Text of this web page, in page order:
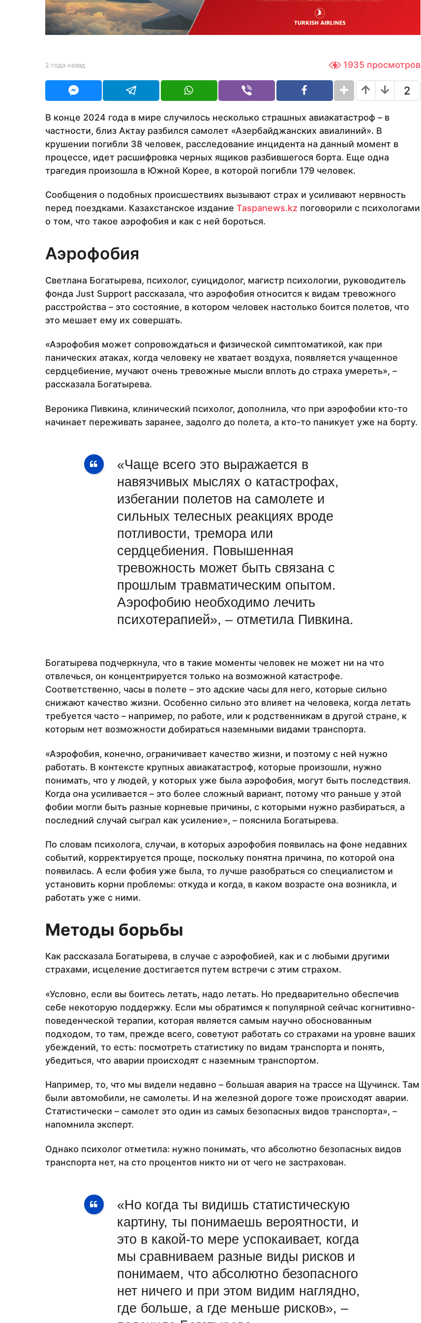
д
а
н
з
b
Y
U
2 года назад
а
а
з
д
1935 просмотров
2
В конце 2024 года в мире случилось несколько страшных авиакатастроф – в
частности, близ Актау разбился самолет «Азербайджанских авиалиний». В
крушении погибли 38 человек, расследование инцидента на данный момент в
процессе, идет расшифровка черных ящиков разбившегося борта. Еще одна
трагедия произошла в Южной Корее, в которой погибли 179 человек.
Сообщения о подобных происшествиях вызывают страх и усиливают нервность
перед поездками. Казахстанское издание Taspanews.kz поговорили с психологами
о том, что такое аэрофобия и как с ней бороться.
Аэрофобия
Светлана Богатырева, психолог, суицидолог, магистр психологии, руководитель
фонда Just Support рассказала, что аэрофобия относится к видам тревожного
расстройства – это состояние, в котором человек настолько боится полетов, что
это мешает ему их совершать.
«Аэрофобия может сопровождаться и физической симптоматикой, как при
панических атаках, когда человеку не хватает воздуха, появляется учащенное
сердцебиение, мучают очень тревожные мысли вплоть до страха умереть», –
рассказала Богатырева.
Вероника Пивкина, клинический психолог, дополнила, что при аэрофобии кто-то
начинает переживать заранее, задолго до полета, а кто-то паникует уже на борту.
«Чаще всего это выражается в
навязчивых мыслях о катастрофах,
избегании полетов на самолете и
сильных телесных реакциях вроде
потливости, тремора или
сердцебиения. Повышенная
тревожность может быть связана с
прошлым травматическим опытом.
Аэрофобию необходимо лечить
психотерапией», – отметила Пивкина.
Богатырева подчеркнула, что в такие моменты человек не может ни на что
отвлечься, он концентрируется только на возможной катастрофе.
Соответственно, часы в полете – это адские часы для него, которые сильно
снижают качество жизни. Особенно сильно это влияет на человека, когда летать
требуется часто – например, по работе, или к родственникам в другой стране, к
которым нет возможности добираться наземными видами транспорта.
«Аэрофобия, конечно, ограничивает качество жизни, и поэтому с ней нужно
работать. В контексте крупных авиакатастроф, которые произошли, нужно
понимать, что у людей, у которых уже была аэрофобия, могут быть последствия.
Когда она усиливается – это более сложный вариант, потому что раньше у этой
фобии могли быть разные корневые причины, с которыми нужно разбираться, а
последний случай сыграл как усиление», – пояснила Богатырева.
По словам психолога, случаи, в которых аэрофобия появилась на фоне недавних
событий, корректируется проще, поскольку понятна причина, по которой она
появилась. А если фобия уже была, то лучше разобраться со специалистом и
установить корни проблемы: откуда и когда, в каком возрасте она возникла, и
работать уже с ними.
Методы борьбы
Как рассказала Богатырева, в случае с аэрофобией, как и с любыми другими
страхами, исцеление достигается путем встречи с этим страхом.
«Условно, если вы боитесь летать, надо летать. Но предварительно обеспечив
себе некоторую поддержку. Если мы обратимся к популярной сейчас когнитивно-
поведенческой терапии, которая является самым научно обоснованным
подходом, то там, прежде всего, советуют работать со страхами на уровне ваших
убеждений, то есть: посмотреть статистику по видам транспорта и понять,
убедиться, что аварии происходят с наземным транспортом.
Например, то, что мы видели недавно – большая авария на трассе на Щучинск. Там
были автомобили, не самолеты. И на железной дороге тоже происходят аварии.
Статистически – самолет это один из самых безопасных видов транспорта», –
напомнила эксперт.
Однако психолог отметила: нужно понимать, что абсолютно безопасных видов
транспорта нет, на сто процентов никто ни от чего не застрахован.
«Но когда ты видишь статистическую
картину, ты понимаешь вероятности, и
это в какой-то мере успокаивает, когда
мы сравниваем разные виды рисков и
понимаем, что абсолютно безопасного
нет ничего и при этом видим наглядно,
где больше, а где меньше рисков», –